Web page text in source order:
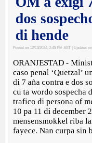
dos
di hende
Posted on 12/13/2024, 2:45 PM AST | Updated
ORANJESTAD -
caso penal ‘Quetzal’
di 7 aña contra e dos
cu ta wordo sospecha
trafico di persona of
10 pa 11 di december
mensensmokkel riba
fayece. Nan curpa sin